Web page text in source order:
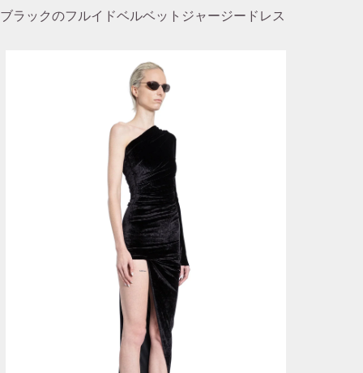
ブラックのフルイドベルベットジャージードレス